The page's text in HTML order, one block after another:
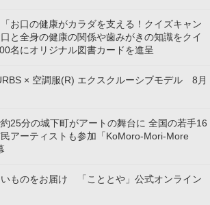
お口の健康がカラダを支える！クイズキャン
と全身の健康の関係や歯みがきの知識をクイ
名にオリジナル図書カードを進呈
× 空調服(R) エクスクルーシブモデル 8月
25分の城下町がアートの舞台に 全国の若手16
アーティストも参加「KoMoro-Mori-More
ものをお届け 「こととや」公式オンライン